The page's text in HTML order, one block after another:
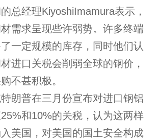
经理KiyoshiImamura表示，
需求呈现些许弱势。许多终端
一定规模的库存，同时他们认
进口关税会削弱全球的钢价，
不甚积极。
普在三月份宣布对进口钢铝
和10%的关税，认为这两样
美国，对美国的国土安全构成